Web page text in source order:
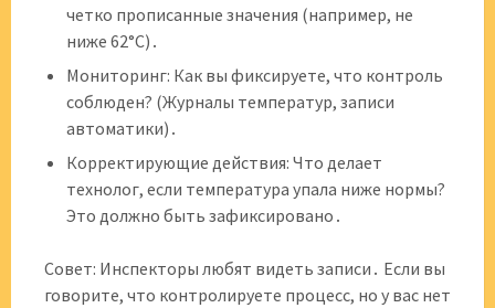
четко прописанные значения (например, не
ниже 62°C)․
Мониторинг: Как вы фиксируете, что контроль
соблюден? (Журналы температур, записи
автоматики)․
Корректирующие действия: Что делает
технолог, если температура упала ниже нормы?
Это должно быть зафиксировано․
Совет: Инспекторы любят видеть записи․ Если вы
говорите, что контролируете процесс, но у вас нет